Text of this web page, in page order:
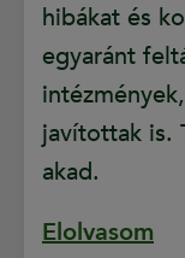
hibákat és
egyaránt
javítottak is.
akad.
Elolvasom